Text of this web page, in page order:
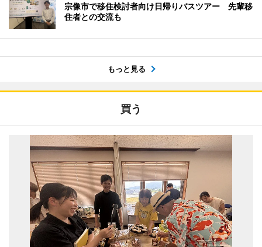
宗像市で移住検討者向け日帰りバスツアー 先輩移
住者との交流も
もっと見る
買う